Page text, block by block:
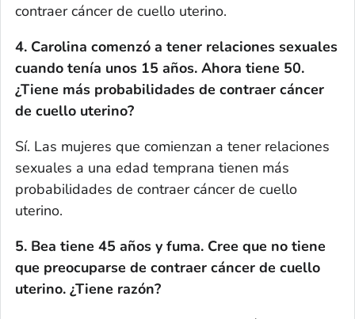
contraer cáncer de cuello uterino.
4. Carolina comenzó a tener relaciones sexuales
cuando tenía unos 15 años. Ahora tiene 50.
¿Tiene más probabilidades de contraer cáncer
de cuello uterino?
Sí. Las mujeres que comienzan a tener relaciones
sexuales a una edad temprana tienen más
probabilidades de contraer cáncer de cuello
uterino.
5. Bea tiene 45 años y fuma. Cree que no tiene
que preocuparse de contraer cáncer de cuello
uterino. ¿Tiene razón?